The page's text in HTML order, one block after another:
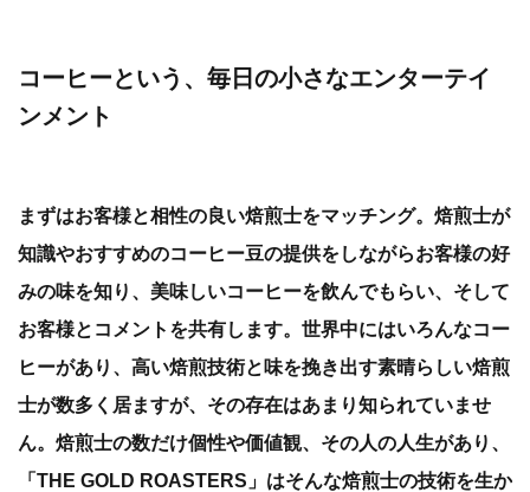
コーヒーという、毎日の小さなエンターテイ
ンメント
まずはお客様と相性の良い焙煎士をマッチング。焙煎士が
知識やおすすめのコーヒー豆の提供をしながらお客様の好
みの味を知り、美味しいコーヒーを飲んでもらい、そして
お客様とコメントを共有します。世界中にはいろんなコー
ヒーがあり、高い焙煎技術と味を挽き出す素晴らしい焙煎
士が数多く居ますが、その存在はあまり知られていませ
ん。焙煎士の数だけ個性や価値観、その人の人生があり、
「THE GOLD ROASTERS」はそんな焙煎士の技術を生か